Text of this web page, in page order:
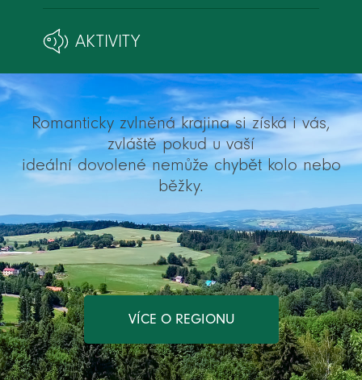
AKTIVITY
Romanticky zvlněná krajina si získá i vás,
zvláště pokud u vaší
ideální dovolené nemůže chybět kolo nebo
běžky.
VÍCE O REGIONU